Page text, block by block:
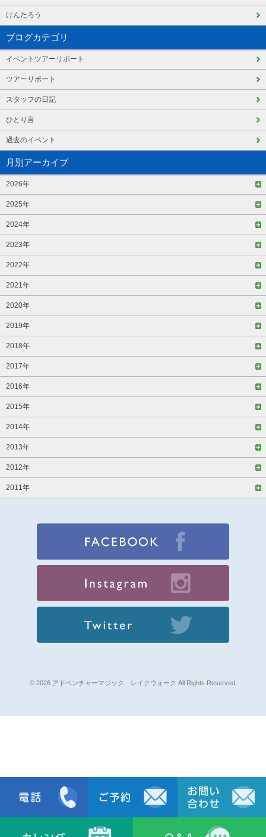
けんたろう
ブログカテゴリ
イベントツアーリポート
ツアーリポート
スタッフの日記
ひとり言
過去のイベント
月別アーカイブ
2026年
2025年
2024年
2023年
2022年
2021年
2020年
2019年
2018年
2017年
2016年
2015年
2014年
2013年
2012年
2011年
© 2026 アドベンチャーマジック レイクウォーク All Rights Reserved.